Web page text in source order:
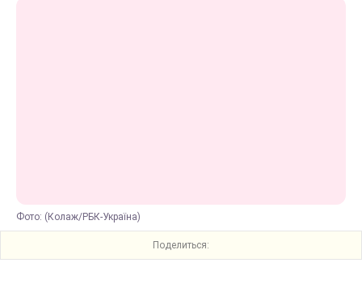
Фото: (Колаж/РБК-Україна)
Поделиться: